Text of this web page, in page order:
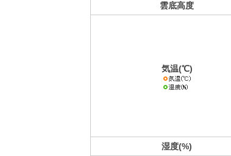
雲底高度
気温(℃)
湿度(%)